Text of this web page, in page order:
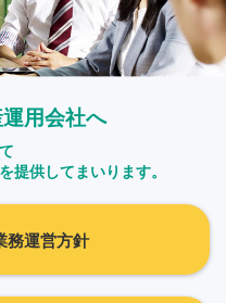
用会社へ
提供してまいります。
務運営方針